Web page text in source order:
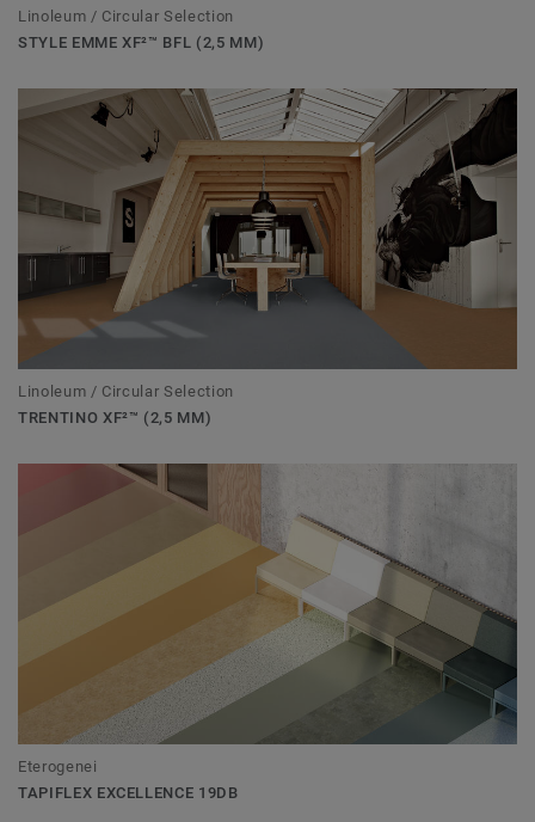
Linoleum / Circular Selection
STYLE EMME XF²™ BFL (2,5 MM)
Linoleum / Circular Selection
TRENTINO XF²™ (2,5 MM)
Eterogenei
TAPIFLEX EXCELLENCE 19DB